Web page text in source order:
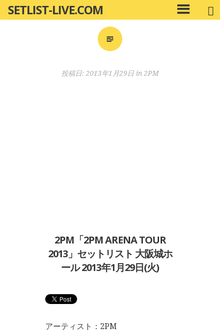
ン
SETLIST-LIVE.COM
メ
イ
投稿日: 2013年1月29日 in 2PM
2PM「2PM ARENA TOUR
2013」セットリスト 大阪城ホ
ール 2013年1月29日(火)
アーティスト：2PM